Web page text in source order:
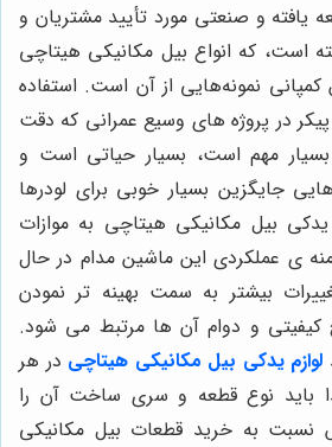
یافته و صنعتی مورد تأیید مشتریان و
است، که انواع بیل مکانیکی هیتاچی
نمونه‌هایی از آن است. استفاده
در پروژه های وسیع عمرانی که دقت
بسیار مهم است، بسیار حیاتی است و
جایگزین بسیار خوبی برای لودرها
یدکی بیل مکانیکی هیتاچی به موازات
ی عملکردی این ماشین مدام در حال
بیشتر به سمت بهینه تر نمودن
و دوام آن ها مرتبط می شود.
لوازم یدکی بیل مکانیکی هیتاچی در هر
باید نوع قطعه و سری ساخت آن را
به خرید قطعات بیل مکانیکی